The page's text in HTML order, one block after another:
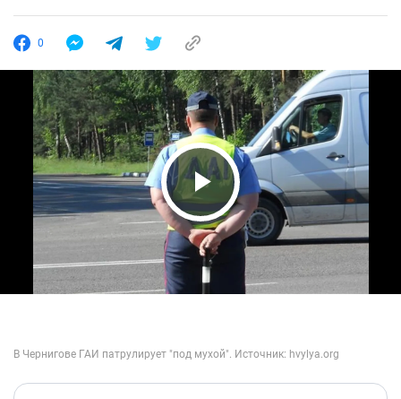
0
Play Video